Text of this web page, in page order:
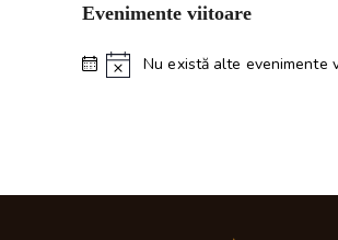
Evenimente viitoare
N
c
Nu există alte evenimente